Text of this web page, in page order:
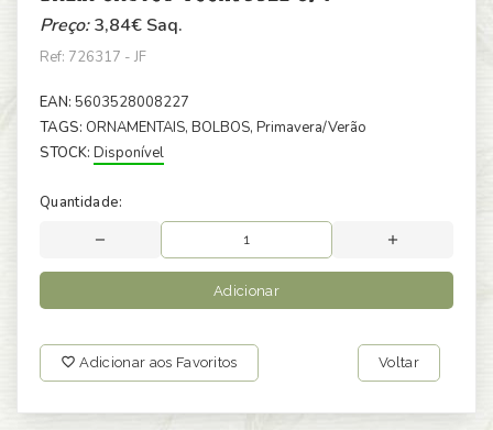
Preço:3,84€ Saq.
Ref: 726317 - JF
EAN: 5603528008227
TAGS: ORNAMENTAIS, BOLBOS, Primavera/Verão
STOCK: Disponível
Quantidade:
Adicionar
Adicionar aos Favoritos Voltar